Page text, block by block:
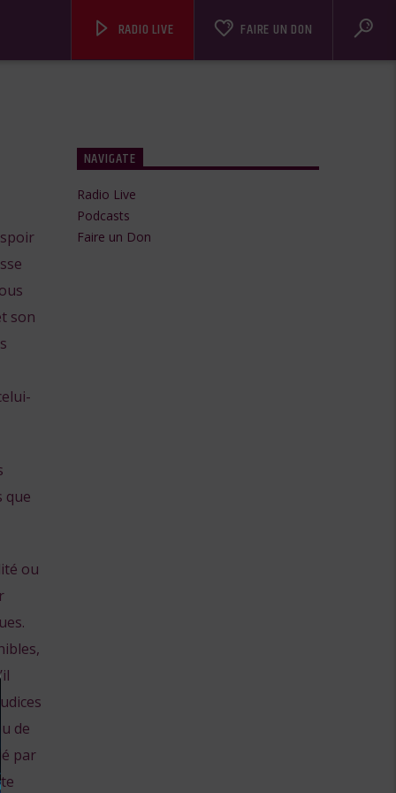
FAIRE UN DON
RADIO LIVE
son
que
ou
de
par
NAVIGATE
Radio Live
Podcasts
Faire un Don